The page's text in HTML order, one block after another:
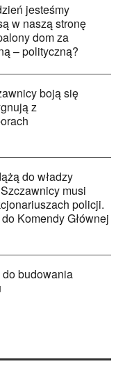
jesteśmy
w naszą stronę
dom za
– polityczną?
boją się
z
do władzy
musi
policji.
Komendy Głównej
budowania